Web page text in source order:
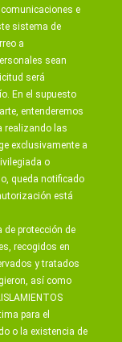
e
sistema de
a
sean
será
En el supuesto
entenderemos
realizando las
exclusivamente a
o
queda notificado
está
de protección de
recogidos en
y tratados
así como
para el
o la existencia de